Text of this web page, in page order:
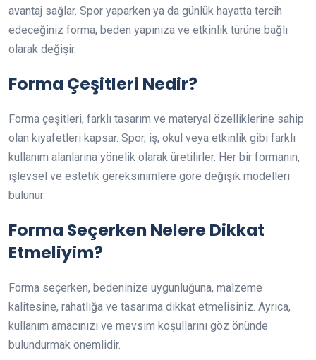
avantaj sağlar. Spor yaparken ya da günlük hayatta tercih
edeceğiniz forma, beden yapınıza ve etkinlik türüne bağlı
olarak değişir.
Forma Çeşitleri Nedir?
Forma çeşitleri, farklı tasarım ve materyal özelliklerine sahip
olan kıyafetleri kapsar. Spor, iş, okul veya etkinlik gibi farklı
kullanım alanlarına yönelik olarak üretilirler. Her bir formanın,
işlevsel ve estetik gereksinimlere göre değişik modelleri
bulunur.
Forma Seçerken Nelere Dikkat
Etmeliyim?
Forma seçerken, bedeninize uygunluğuna, malzeme
kalitesine, rahatlığa ve tasarıma dikkat etmelisiniz. Ayrıca,
kullanım amacınızı ve mevsim koşullarını göz önünde
bulundurmak önemlidir.